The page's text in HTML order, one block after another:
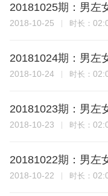
20181025期：男左
2018-10-25 时长：
20181024期：男左
2018-10-24 时长：
20181023期：男左
2018-10-23 时长：
20181022期：男左
2018-10-22 时长：